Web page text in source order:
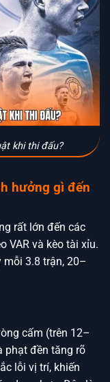
khi thi đấu?
hưởng gì đến
rất lớn đến các
VAR và kèo tài xỉu.
mỗi 3.8 trận, 20–
cấm (trên 12–
phạt đền tăng rõ
lỗi vị trí, khiến